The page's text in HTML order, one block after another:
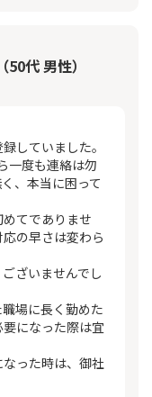
代 男性）
していました。
一度も連絡は勿
、本当に困って
てでありませ
の早さは変わら
ざいませんでし
場に長く勤めた
になった際は宜
った時は、御社